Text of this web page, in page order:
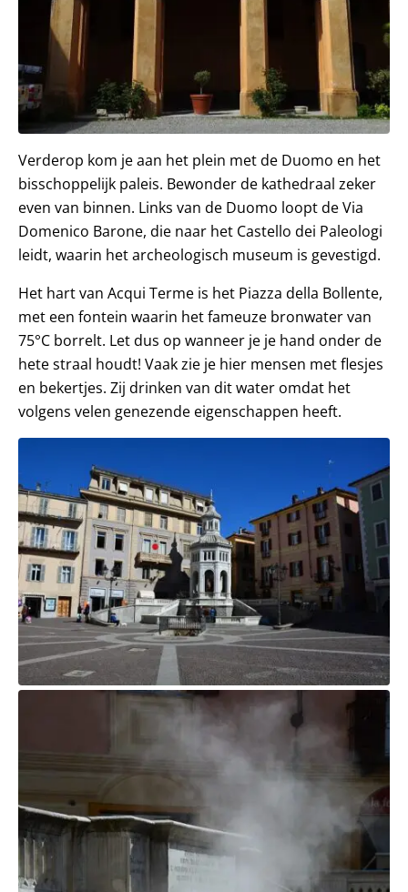
Verderop kom je aan het plein met de Duomo en het
bisschoppelijk paleis. Bewonder de kathedraal zeker
even van binnen. Links van de Duomo loopt de Via
Domenico Barone, die naar het Castello dei Paleologi
leidt, waarin het archeologisch museum is gevestigd.
Het hart van Acqui Terme is het Piazza della Bollente,
met een fontein waarin het fameuze bronwater van
75°C borrelt. Let dus op wanneer je je hand onder de
hete straal houdt! Vaak zie je hier mensen met flesjes
en bekertjes. Zij drinken van dit water omdat het
volgens velen genezende eigenschappen heeft.